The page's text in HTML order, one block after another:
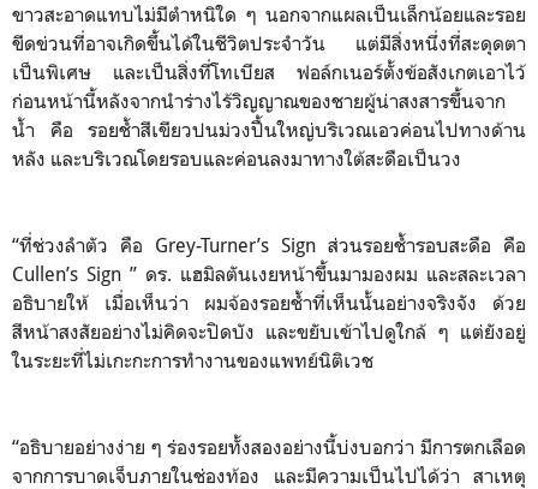
ขาวสะอาดแทบไม่มีตำหนิใด ๆ นอกจากแผลเป็นเล็กน้อยและรอย
ขีดข่วนที่อาจเกิดขึ้นได้ในชีวิตประจำวัน แต่มีสิ่งหนึ่งที่สะดุดตา
เป็นพิเศษ และเป็นสิ่งที่โทเบียส ฟอล์กเนอร์ตั้งข้อสังเกตเอาไว้
ก่อนหน้านี้หลังจากนำร่างไร้วิญญาณของชายผู้น่าสงสารขึ้นจาก
น้ำ คือ รอยช้ำสีเขียวปนม่วงปื้นใหญ่บริเวณเอวค่อนไปทางด้าน
หลัง และบริเวณโดยรอบและค่อนลงมาทางใต้สะดือเป็นวง
“ที่ช่วงลำตัว คือ Grey-Turner’s Sign ส่วนรอยช้ำรอบสะดือ คือ
Cullen’s Sign ” ดร. แฮมิลตันเงยหน้าขึ้นมามองผม และสละเวลา
อธิบายให้ เมื่อเห็นว่า ผมจ้องรอยช้ำที่เห็นนั้นอย่างจริงจัง ด้วย
สีหน้าสงสัยอย่างไม่คิดจะปิดบัง และขยับเข้าไปดูใกล้ ๆ แต่ยังอยู่
ในระยะที่ไม่เกะกะการทำงานของแพทย์นิติเวช
“อธิบายอย่างง่าย ๆ ร่องรอยทั้งสองอย่างนี้บ่งบอกว่า มีการตกเลือด
จากการบาดเจ็บภายในช่องท้อง และมีความเป็นไปได้ว่า สาเหตุ